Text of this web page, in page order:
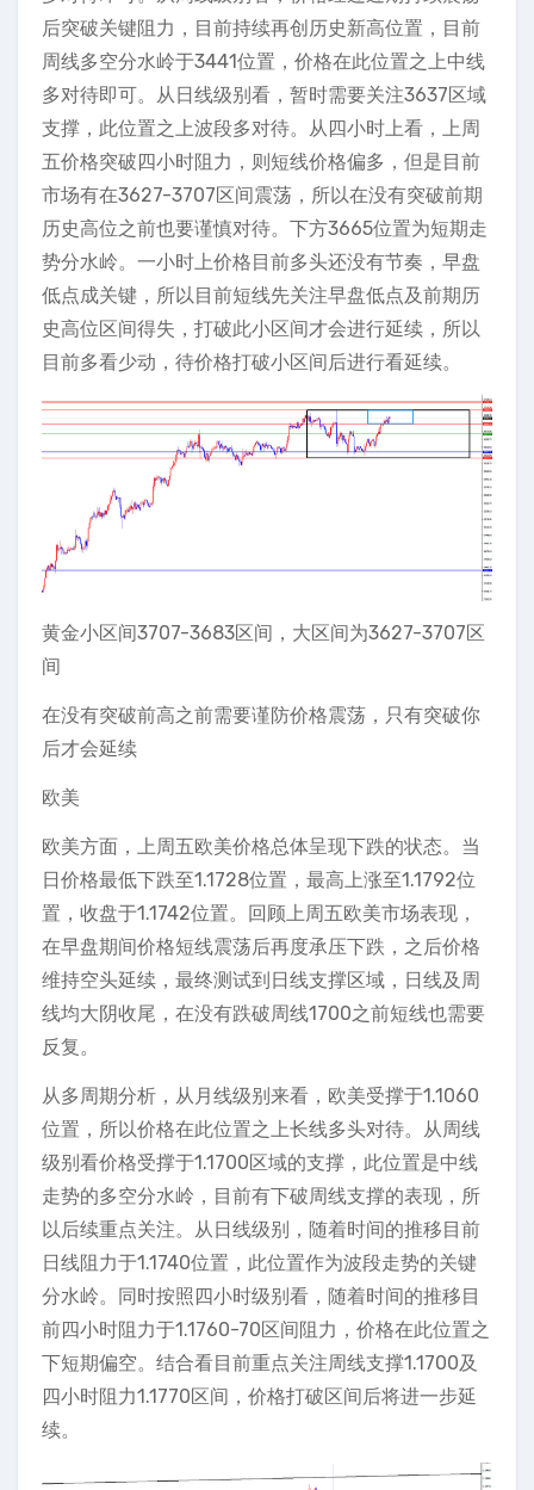
后突破关键阻力，目前持续再创历史新高位置，目前
周线多空分水岭于3441位置，价格在此位置之上中线
多对待即可。从日线级别看，暂时需要关注3637区域
支撑，此位置之上波段多对待。从四小时上看，上周
五价格突破四小时阻力，则短线价格偏多，但是目前
市场有在3627-3707区间震荡，所以在没有突破前期
历史高位之前也要谨慎对待。下方3665位置为短期走
势分水岭。一小时上价格目前多头还没有节奏，早盘
低点成关键，所以目前短线先关注早盘低点及前期历
史高位区间得失，打破此小区间才会进行延续，所以
目前多看少动，待价格打破小区间后进行看延续。
黄金小区间3707-3683区间，大区间为3627-3707区
间
在没有突破前高之前需要谨防价格震荡，只有突破你
后才会延续
欧美
欧美方面，上周五欧美价格总体呈现下跌的状态。当
日价格最低下跌至1.1728位置，最高上涨至1.1792位
置，收盘于1.1742位置。回顾上周五欧美市场表现，
在早盘期间价格短线震荡后再度承压下跌，之后价格
维持空头延续，最终测试到日线支撑区域，日线及周
线均大阴收尾，在没有跌破周线1700之前短线也需要
反复。
从多周期分析，从月线级别来看，欧美受撑于1.1060
位置，所以价格在此位置之上长线多头对待。从周线
级别看价格受撑于1.1700区域的支撑，此位置是中线
走势的多空分水岭，目前有下破周线支撑的表现，所
以后续重点关注。从日线级别，随着时间的推移目前
日线阻力于1.1740位置，此位置作为波段走势的关键
分水岭。同时按照四小时级别看，随着时间的推移目
前四小时阻力于1.1760-70区间阻力，价格在此位置之
下短期偏空。结合看目前重点关注周线支撑1.1700及
四小时阻力1.1770区间，价格打破区间后将进一步延
续。